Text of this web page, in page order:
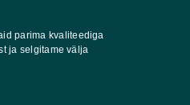
parima kvaliteediga
ja selgitame välja